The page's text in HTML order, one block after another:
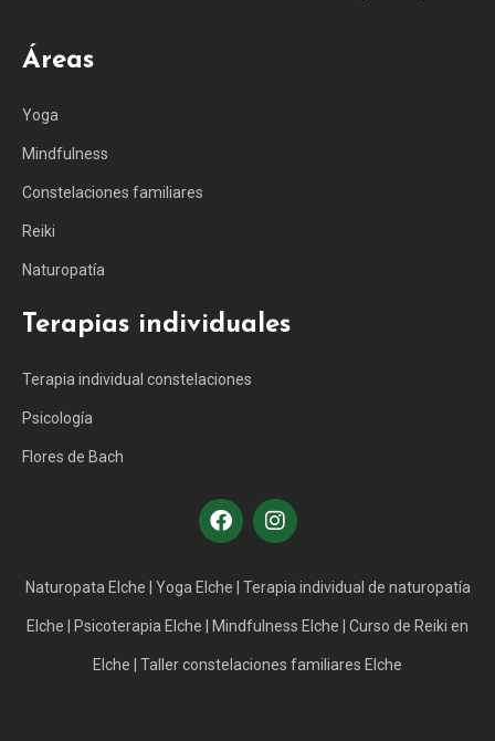
Áreas
Yoga
Mindfulness
Constelaciones familiares
Reiki
Naturopatía
Terapias individuales
Terapia individual constelaciones
Psicología
Flores de Bach
Naturopata Elche Yoga Elche Terapia individual de naturopatía
Elche Psicoterapia Elche Mindfulness Elche Curso de Reiki en
Elche Taller constelaciones familiares Elche